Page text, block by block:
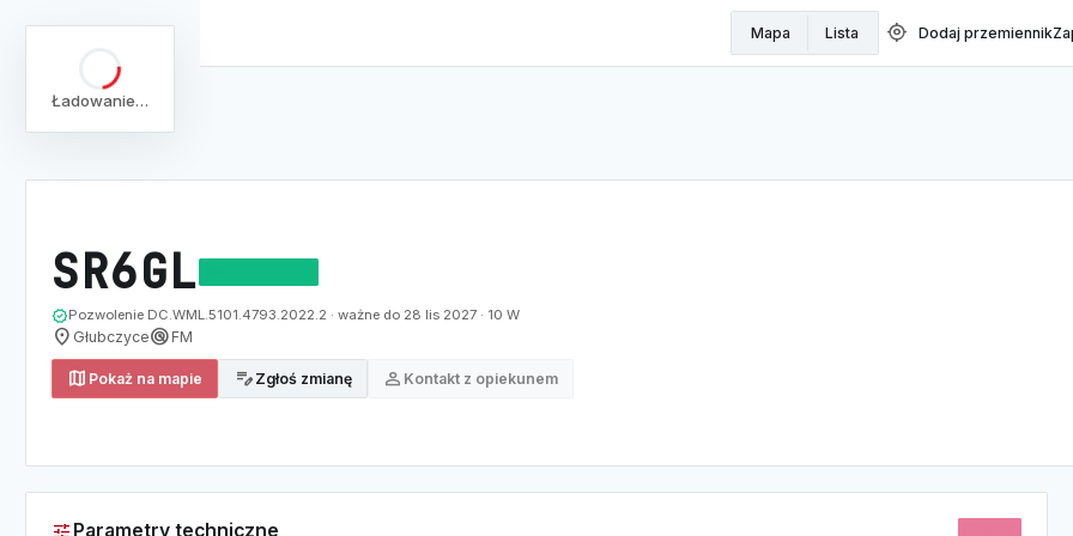
Ładowanie…
Mapa Lista my_location Dodaj przemiennik
arrow_backPełna lista
SR6GL
verifiedPozwolenie DC.WML.5101.4793.2022.2 · ważne do 28 lis 2027 · 10 W
location_on Głubczyceradar FM
map Pokaż na mapie edit_note Zgłoś zmianę person Kontakt z opiekunem
Parametry techniczne